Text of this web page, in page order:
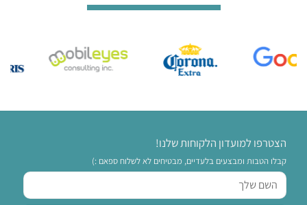
הצטרפו למועדון הלקוחות שלנו!
קבלו הטבות ומבצעים בלעדיים, מבטיחים לא לשלוח ספאם :)